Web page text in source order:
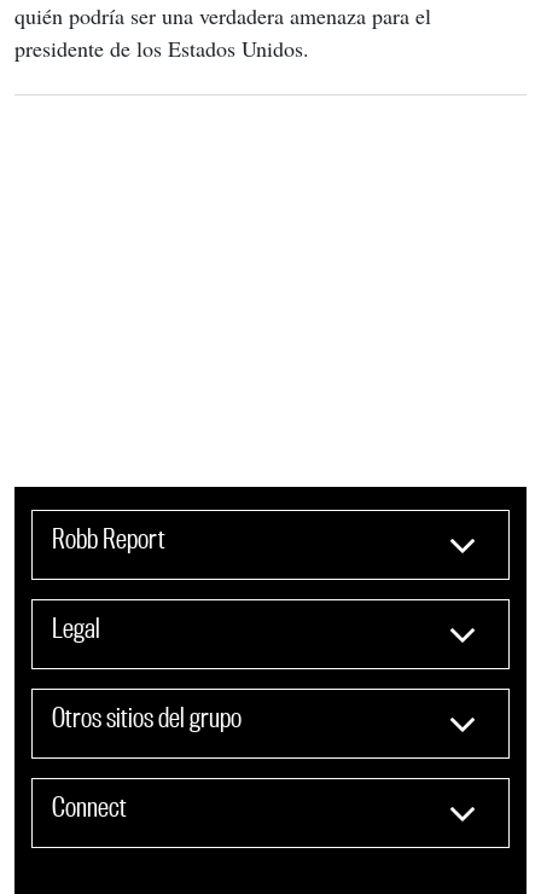
quién podría ser una verdadera amenaza para el
presidente de los Estados Unidos.
Robb Report
Legal
Otros sitios del grupo
Connect